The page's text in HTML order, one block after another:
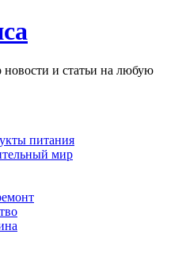
и статьи на любую
питания
мир